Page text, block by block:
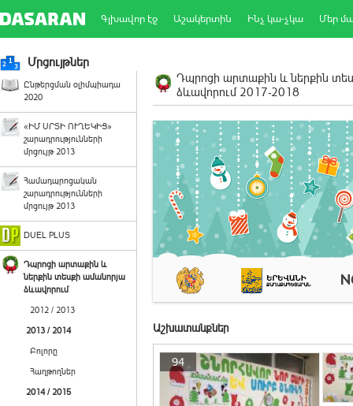
Գլխավոր էջ Աշակերտին Ինչ կա-չկա Մեր
Մրցույթներ
Ընթերցման օլիմպիադա
2020
«ԻՄ ՍՐՏԻ ՈՒՂԵԿԻՑ»
շարադրությունների
մրցույթ 2013
Համադպրոցական
շարադրությունների
մրցույթ 2013
DUEL PLUS
Դպրոցի արտաքին և
ներքին տեսքի ամանորյա
ձևավորում
2012 / 2013
2013 / 2014
Բոլորը
Հաղթողներ
2014 / 2015
Դպրոցի արտաքին և ներքին
ձևավորում 2017-2018
Աշխատանքներ
94